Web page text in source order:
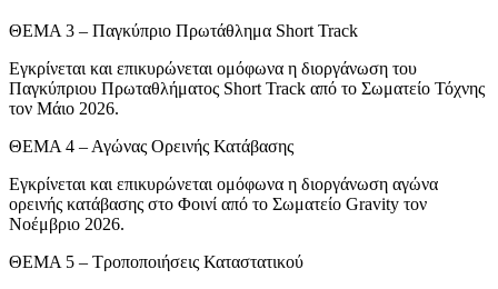
ΘΕΜΑ 3 – Παγκύπριο Πρωτάθλημα Short Track
Εγκρίνεται και επικυρώνεται ομόφωνα η διοργάνωση του
Παγκύπριου Πρωταθλήματος Short Track από το Σωματείο Τόχνης
τον Μάιο 2026.
ΘΕΜΑ 4 – Αγώνας Ορεινής Κατάβασης
Εγκρίνεται και επικυρώνεται ομόφωνα η διοργάνωση αγώνα
ορεινής κατάβασης στο Φοινί από το Σωματείο Gravity τον
Νοέμβριο 2026.
ΘΕΜΑ 5 – Τροποποιήσεις Καταστατικού